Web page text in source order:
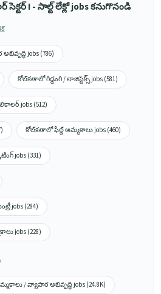
సెక్టర్ I - సాల్ట్ లేక్లో jobs కనుగొనండి
jobs (786)
కోల్‌కతాలో గిడ్డంగి / లాజిస్టిక్స్ jobs (581)
jobs (512)
కోల్‌కతాలో ఫీల్డ్ అమ్మకాలు jobs (460)
jobs (331)
jobs (284)
jobs (228)
/ వ్యాపార అభివృద్ధి jobs (24.8K)